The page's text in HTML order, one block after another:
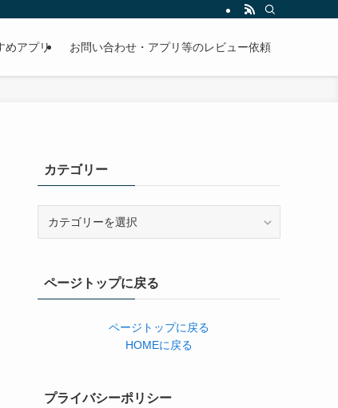
めアプリ お問い合わせ・アプリ等のレビュー依頼
カテゴリー
ーページトップに戻る
ページトップに戻る
HOMEに戻る
プライバシーポリシー